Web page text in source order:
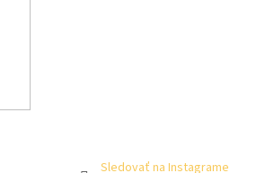
Sledovať na Instagrame